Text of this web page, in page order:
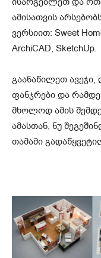
ამისათვის
ვერსიით: Sweet
ArchiCAD, SketchUp.
გაანაწილეთ
ფანჯრები და
მხოლოდ ამის
ამასთან, ნუ
თამამი